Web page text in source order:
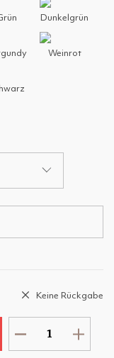
Dunkelgrün
Weinrot
Keine Rückgabe